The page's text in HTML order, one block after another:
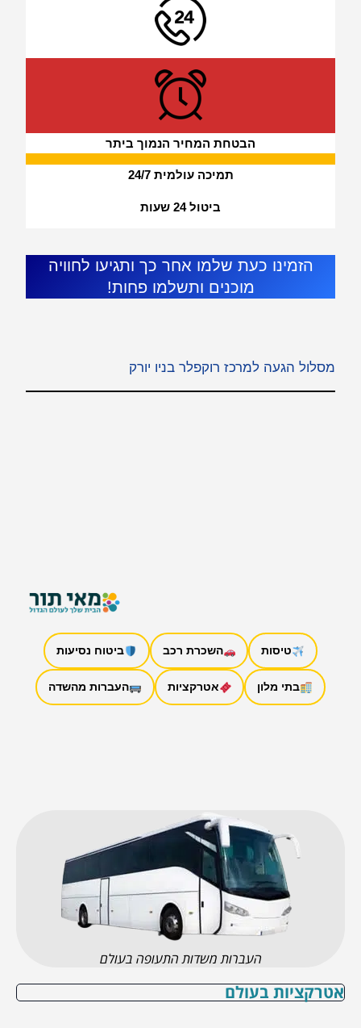
הבטחת המחיר הנמוך ביתר
תמיכה עולמית 24/7
ביטול 24 שעות
הזמינו כעת שלמו אחר כך ותגיעו לחוויה
מוכנים ותשלמו פחות!
מסלול הגעה למרכז רוקפלר בניו יורק
טיסות השכרת רכב ביטוח נסיעות
בתי מלון אטרקציות העברות מהשדה
העברות משדות התעופה בעולם
אטרקציות בעולם